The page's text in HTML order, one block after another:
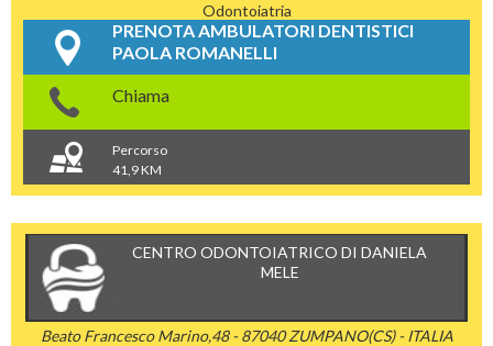
Odontoiatria
PRENOTA AMBULATORI DENTISTICI
PAOLA ROMANELLI
Chiama
Percorso
41,9 KM
CENTRO ODONTOIATRICO DI DANIELA
MELE
Beato Francesco Marino,48 - 87040 ZUMPANO(CS) - ITALIA